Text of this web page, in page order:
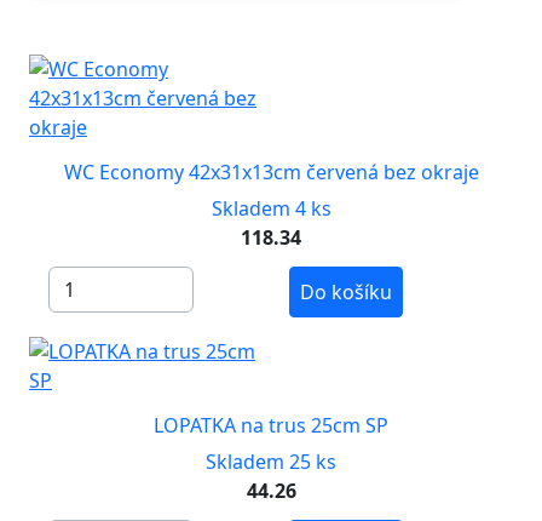
WC Economy 42x31x13cm červená bez okraje
Skladem 4 ks
118.34
Do košíku
LOPATKA na trus 25cm SP
Skladem 25 ks
44.26